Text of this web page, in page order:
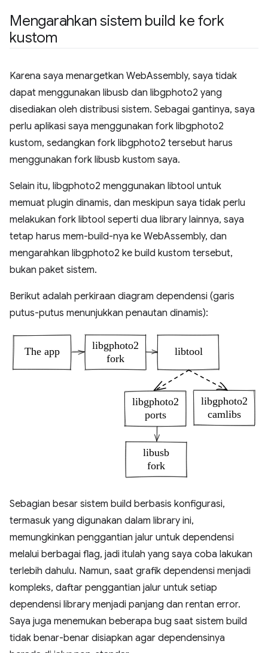
Mengarahkan sistem build ke fork
kustom
Karena saya menargetkan WebAssembly, saya tidak
dapat menggunakan libusb dan libgphoto2 yang
disediakan oleh distribusi sistem. Sebagai gantinya, saya
perlu aplikasi saya menggunakan fork libgphoto2
kustom, sedangkan fork libgphoto2 tersebut harus
menggunakan fork libusb kustom saya.
Selain itu, libgphoto2 menggunakan libtool untuk
memuat plugin dinamis, dan meskipun saya tidak perlu
melakukan fork libtool seperti dua library lainnya, saya
tetap harus mem-build-nya ke WebAssembly, dan
mengarahkan libgphoto2 ke build kustom tersebut,
bukan paket sistem.
Berikut adalah perkiraan diagram dependensi (garis
putus-putus menunjukkan penautan dinamis):
Sebagian besar sistem build berbasis konfigurasi,
termasuk yang digunakan dalam library ini,
memungkinkan penggantian jalur untuk dependensi
melalui berbagai flag, jadi itulah yang saya coba lakukan
terlebih dahulu. Namun, saat grafik dependensi menjadi
kompleks, daftar penggantian jalur untuk setiap
dependensi library menjadi panjang dan rentan error.
Saya juga menemukan beberapa bug saat sistem build
tidak benar-benar disiapkan agar dependensinya